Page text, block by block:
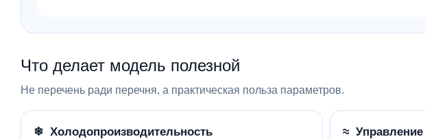
Что делает модель полезной
Не перечень ради перечня, а практическая польза параметров.
❄ Холодопроизводительность ≈